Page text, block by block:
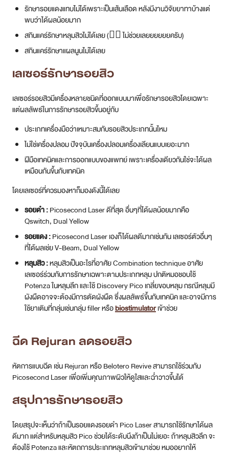
รักษารอยแดงแทบไม่ได้เพราะเป็นเส้นเลือด หลังมีงานวิจัยยาทาบ้างแต่
พบว่าได้ผลน้อยมาก
สกินแคร์รักษาหลุมสิวไม่ได้เลย (👨‍⚕️ ไม่ช่วยเลยยยยยยครับ)
สกินแคร์รักษาแผลนูนไม่ได้เลย
เลเซอร์รักษารอยสิว
เลเซอร์รอยสิวมีเครื่องหลายชนิดที่ออกแบบมาเพื่อรักษารอยสิวโดยเฉพาะ
แต่ผลลัพธ์ในการรักษารอยสิวขึ้นอยู่กับ
ประเภทเครื่องมือว่าเหมาะสมกับรอยสิวประเภทนั้นไหม
ไม่ใช่เครื่องปลอม ปัจจุบันเครื่องปลอมเครื่องเลียนแบบเยอะมาก
ฝีมือเทคนิคและการออกแบบของแพทย์ เพราะเครื่องเดียวกันใช่จะได้ผล
เหมือนกันขึ้นกับเทคนิค
โดยเลเซอร์ที่ควรมองหาก็มองดังนี้ได้เลย
รอยดำ :Picosecond Laser ดีที่สุด อื่นๆที่ได้ผลน้อยมากคือ
Qswitch, Dual Yellow
รอยแดง :Picosecond Laser เองก็ได้ผลดีมากเช่นกัน เลเซอร์ตัวอื่นๆ
ที่ได้ผลเช่ย V-Beam, Dual Yellow
หลุมสิว :หลุมสิวเป็นอะไรที่อาศัย Combination technique อาศัย
เลเซอร์ร่วมกับการรักษาเฉพาะตามประเภทหลุม ปกติหมอชอบใช้
Potenza ในหลุมลึก และใช้ Discovery Pico เกลี่ยขอบหลุม กรณีหลุมมี
ผังผืดอาจจะต้องมีการตัดผังผืด ซึ่งผลลัพธ์ขึ้นกับเทคนิค และอาจมีการ
ใช้ยาเติมที่กลุ่มเช่นกลุ่ม filler หรือbiostimulatorเข้าช่วย
ฉีด Rejuran ลดรอยสิว
หัตการแบบฉีด เช่น Rejuran หรือ Belotero Revive สามารถใช้ร่วมกับ
Picosecond Laser เพื่อเพิ่มคุณภาพผิวให้ดูใสและฉ่ำวาวขึ้นได้
สรุปการรักษารอยสิว
โดยสรุปจะเห็นว่าถ้าเป็นรอยแดงรอยดำ Pico Laser สามารถใช้รักษาได้ผล
ดีมาก แต่สำหรับหลุมสิว Pico ช่วยได้ระดับนึงถ้าเป็นไม่เยอะ ถ้าหลุมสิวลึก จะ
ต้องใช้ Potenza และหัตถการประเภทหลุมสิวเข้ามาช่วย หมออยากให้